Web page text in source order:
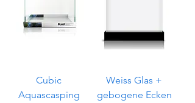
Cubic
Aquascasping
Weiss Glas +
gebogene Ecken